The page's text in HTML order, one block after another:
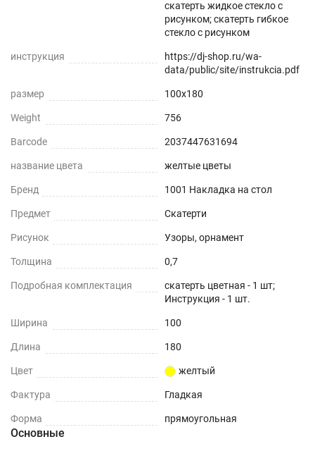
скатерть жидкое стекло с
рисунком; скатерть гибкое
стекло с рисунком
инструкция
https://dj-shop.ru/wa-
data/public/site/instrukcia.pdf
размер 100x180
Weight 756
Barcode 2037447631694
название цвета желтые цветы
Бренд 1001 Накладка на стол
Предмет Скатерти
Рисунок Узоры, орнамент
Толщина 0,7
Подробная комплектация
скатерть цветная - 1 шт;
Инструкция - 1 шт.
Ширина 100
Длина 180
Цвет желтый
Фактура Гладкая
Форма прямоугольная
Основные